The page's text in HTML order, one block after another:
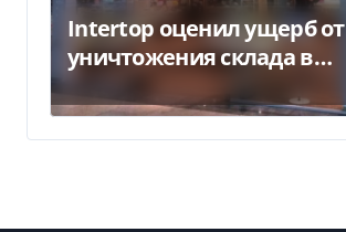
Intertop оценил ущерб от
уничтожения склада в
450 млн грн